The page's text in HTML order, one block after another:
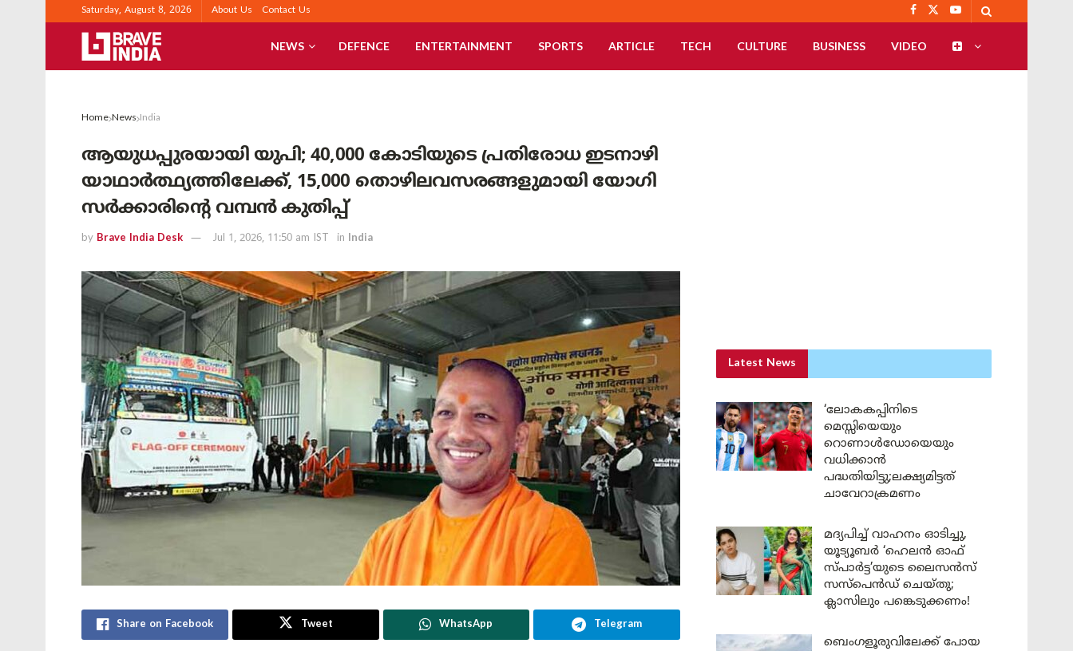
Saturday, August 8, 2026 About Us Contact Us
NEWS DEFENCE ENTERTAINMENT SPORTS ARTICLE TECH CULTURE BUSINESS VIDEO
Home News India
ആയുധപ്പുരയായി യുപി; 40,000 കോടിയുടെ പ്രതിരോധ ഇടനാഴി
യാഥാർത്ഥ്യത്തിലേക്ക്, 15,000 തൊഴിലവസരങ്ങളുമായി യോഗി
സർക്കാരിന്റെ വമ്പൻ കുതിപ്പ്
by Brave India Desk Jul 1, 2026, 11:50 am IST in India
Share on Facebook Tweet WhatsApp Telegram
Latest News
‘ലോകകപ്പിനിടെ
മെസ്സിയെയും
റൊണാൾഡോയെയും
വധിക്കാൻ
പദ്ധതിയിട്ടു;ലക്ഷ്യമിട്ടത്
ചാവേറാക്രമണം
മദ്യപിച്ച് വാഹനം ഓടിച്ചു,
യൂട്യൂബർ ‘ഹെലൻ ഓഫ്
സ്പാർട്ട’യുടെ ലൈസൻസ്
സസ്പെൻഡ് ചെയ്തു;
ക്ലാസിലും പങ്കെടുക്കണം!
ബെംഗളൂരുവിലേക്ക് പോയ